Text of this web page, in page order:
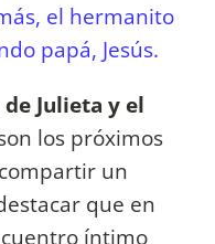
el hermanito
papá, Jesús.
Julieta y el
los próximos
un
que en
íntimo